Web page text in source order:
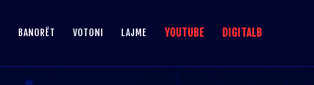
BANORËT VOTONI LAJME YOUTUBE DIGITALB